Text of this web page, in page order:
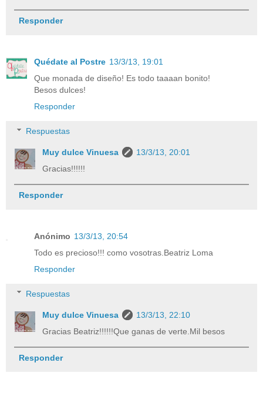
Responder
Quédate al Postre 13/3/13, 19:01
Que monada de diseño! Es todo taaaan bonito!
Besos dulces!
Responder
Respuestas
Muy dulce Vinuesa
13/3/13, 20:01
Gracias!!!!!!
Responder
Anónimo 13/3/13, 20:54
Todo es precioso!!! como vosotras.Beatriz Loma
Responder
Respuestas
Muy dulce Vinuesa
13/3/13, 22:10
Gracias Beatriz!!!!!!Que ganas de verte.Mil besos
Responder